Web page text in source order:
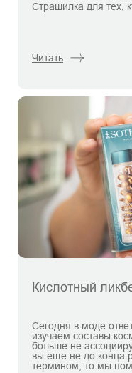
Страшилка для тех,
Читать
Кислотный
Сегодня в моде
изучаем составы
больше не
вы еще не до конца
термином, то мы